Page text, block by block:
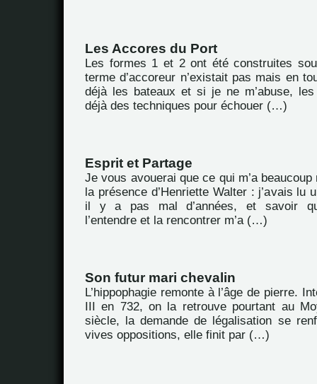
Les Accores du Port
Les formes 1 et 2 ont été construites
terme d’accoreur n’existait pas mais en
déjà les bateaux et si je ne m’abuse,
déjà des techniques pour échouer (…)
Esprit et Partage
Je vous avouerai que ce qui m’a
la présence d’Henriette Walter : j’avais lu
il y a pas mal d’années, et savoir
l’entendre et la rencontrer m’a (…)
Son futur mari chevalin
L’hippophagie remonte à l’âge de pierre.
III en 732, on la retrouve pourtant au
siècle, la demande de légalisation se
vives oppositions, elle finit par (…)